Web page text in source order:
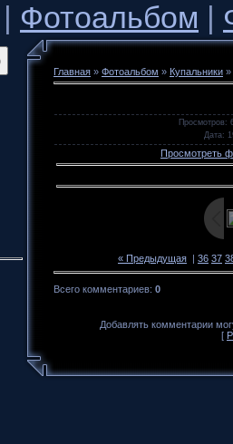
| Фотоальбом |
Главная » Фотоальбом » Купальники »
Просмотров:
Дата:
Просмотреть
« Предыдущая | 36 37
Всего комментариев: 0
Добавлять комментарии
[